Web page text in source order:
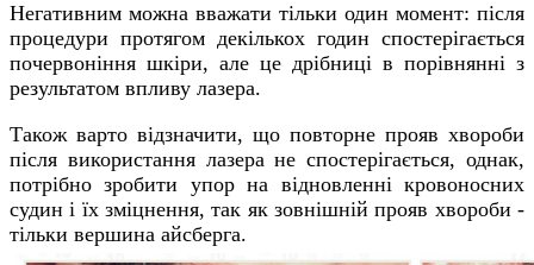
Негативним можна вважати тільки один момент: після
процедури протягом декількох годин спостерігається
почервоніння шкіри, але це дрібниці в порівнянні з
результатом впливу лазера.
Також варто відзначити, що повторне прояв хвороби
після використання лазера не спостерігається, однак,
потрібно зробити упор на відновленні кровоносних
судин і їх зміцнення, так як зовнішній прояв хвороби -
тільки вершина айсберга.